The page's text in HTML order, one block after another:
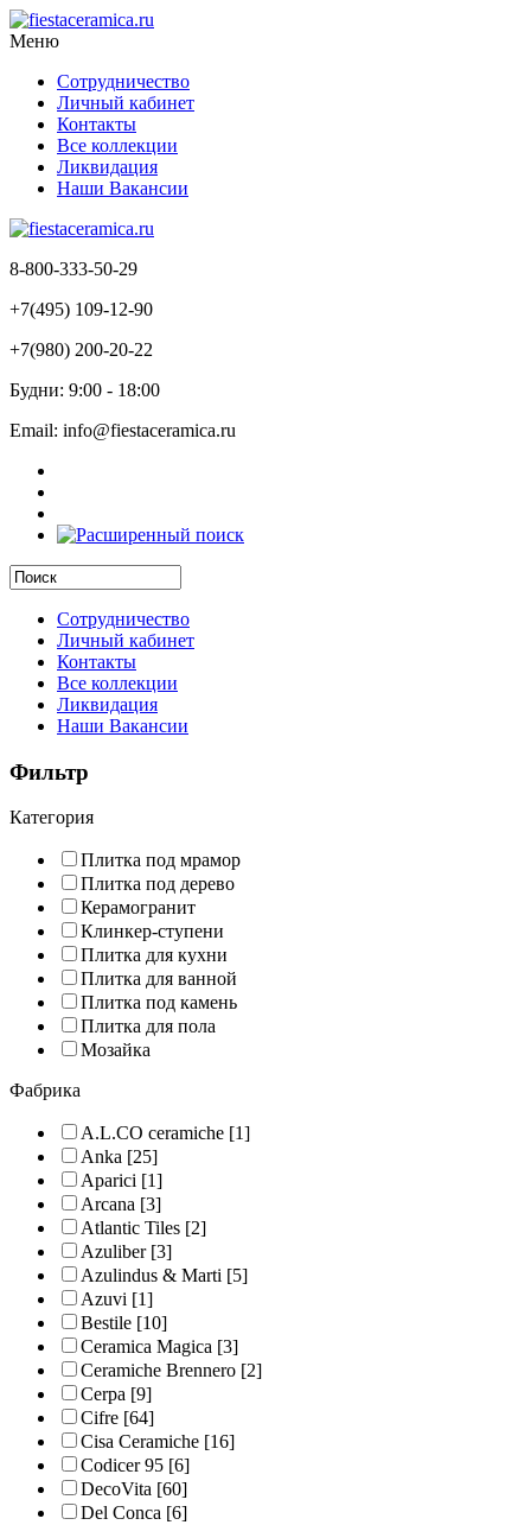
Меню
Сотрудничество
Личный кабинет
Контакты
Все коллекции
Ликвидация
Наши Вакансии
8-800-333-50-29
+7(495) 109-12-90
+7(980) 200-20-22
Будни: 9:00 - 18:00
Email: info@fiestaceramica.ru
Сотрудничество
Личный кабинет
Контакты
Все коллекции
Ликвидация
Наши Вакансии
Фильтр
Категория
Плитка под мрамор
Плитка под дерево
Керамогранит
Клинкер-ступени
Плитка для кухни
Плитка для ванной
Плитка под камень
Плитка для пола
Мозайка
Фабрика
A.L.CO ceramiche [1]
Anka [25]
Aparici [1]
Arcana [3]
Atlantic Tiles [2]
Azuliber[3]
Azulindus & Marti [5]
Azuvi [1]
Bestile [10]
Ceramica Magica [3]
Ceramiche Brennero [2]
Cerpa [9]
Cifre [64]
Cisa Ceramiche [16]
Codicer 95 [6]
DecoVita [60]
Del Conca [6]